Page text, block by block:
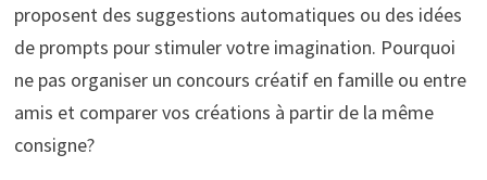
proposent des suggestions automatiques ou des idées
de prompts pour stimuler votre imagination. Pourquoi
ne pas organiser un concours créatif en famille ou entre
amis et comparer vos créations à partir de la même
consigne?